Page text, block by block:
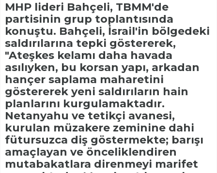
MHP lideri Bahçeli, TBMM'de
partisinin grup toplantısında
konuştu. Bahçeli, İsrail'in bölgedeki
saldırılarına tepki göstererek,
"Ateşkes kelamı daha havada
asılıyken, bu korsan yapı, arkadan
hançer saplama maharetini
göstererek yeni saldırıların hain
planlarını kurgulamaktadır.
Netanyahu ve tetikçi avanesi,
kurulan müzakere zeminine dahi
fütursuzca diş göstermekte; barışı
amaçlayan ve önceliklendiren
mutabakatlara direnmeyi marifet